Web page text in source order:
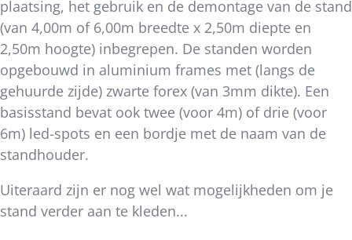
plaatsing, het gebruik en de demontage van de stand
(van 4,00m of 6,00m breedte x 2,50m diepte en
2,50m hoogte) inbegrepen. De standen worden
opgebouwd in aluminium frames met (langs de
gehuurde zijde) zwarte forex (van 3mm dikte). Een
basisstand bevat ook twee (voor 4m) of drie (voor
6m) led-spots en een bordje met de naam van de
standhouder.
Uiteraard zijn er nog wel wat mogelijkheden om je
stand verder aan te kleden...